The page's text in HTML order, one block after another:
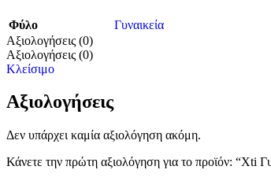
Φύλο
Γυναικεία
Αξιολογήσεις (0)
Αξιολογήσεις (0)
Κλείσιμο
Αξιολογήσεις
Δεν υπάρχει καμία αξιολόγηση ακόμη.
Κάνετε την πρώτη αξιολόγηση για το προϊόν: “Xti